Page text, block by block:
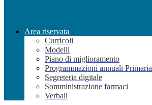
Area riservata
Curricoli
Modelli
Piano di miglioramento
Programmazioni annuali Primaria
Segreteria digitale
Somministrazione farmaci
Verbali